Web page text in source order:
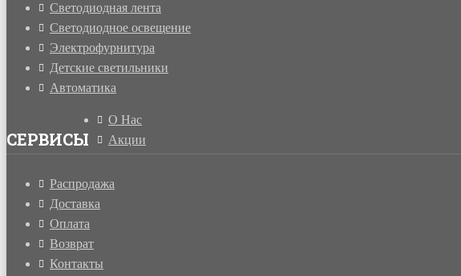
Светодиодная лента
Светодиодное освещение
Электрофурнитура
Детские светильники
Автоматика
СЕРВИСЫ
О Нас
Акции
Распродажа
Доставка
Оплата
Возврат
Контакты